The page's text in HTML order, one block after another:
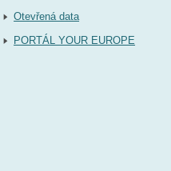
Otevřená data
PORTÁL YOUR EUROPE